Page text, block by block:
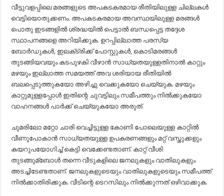
വീട്ടുവളപ്പിലെ മരങ്ങളുടെ അപകടകരമായ രീതിയിലുള്ള ചില്ലകള്‍
വെട്ടിയൊതുക്കണം. അപകടകരമായ അവസ്ഥയിലുള്ള മരങ്ങള്‍
പൊതു ഇടങ്ങളില്‍ ശ്രദ്ധയില്‍ പെട്ടാല്‍ ബന്ധപ്പെട്ട തദ്ദേശ
സ്ഥാപനങ്ങളെ അറിയിക്കുക. ഉറപ്പില്ലാത്ത പരസ്യ
ബോര്‍ഡുകള്‍, ഇലക്‌ട്രിക്ക് പോസ്റ്റുകള്‍, കൊടിമരങ്ങള്‍
തുടങ്ങിയവയും കടപുഴകി വീഴാന്‍ സാധ്യതയുള്ളതിനാല്‍ കാറ്റും
മഴയും ഇല്ലാത്ത സമയത്ത് അവ ശരിയായ രീതിയില്‍
ബലപ്പെടുത്തുകയോ അഴിച്ചു വെക്കുകയോ ചെയ്യുക. മഴയും
കാറ്റുമുള്ളപ്പോള്‍ ഇതിന്റെ ചുവട്ടിലും സമീപത്തും നില്‍ക്കുകയോ
വാഹനങ്ങള്‍ പാര്‍ക്ക് ചെയ്യുകയോ അരുത്.
ചുമരിലോ മറ്റോ ചാരി വെച്ചിട്ടുള്ള കോണി പോലെയുള്ള കാറ്റില്‍
വീണുപോകാന്‍ സാധ്യതയുള്ള ഉപകരണങ്ങളും മറ്റ് വസ്തുക്കളും
കയറുപയോഗിച്ച്‌ കെട്ടി വെക്കേണ്ടതാണ്. കാറ്റ് വീശി
തുടങ്ങുമ്ബോള്‍ തന്നെ വീടുകളിലെ ജനലുകളും വാതിലുകളും
അടച്ചിടേണ്ടതാണ്. ജനലുകളുടെയും വാതിലുകളുടെയും സമീപത്ത്
നില്‍ക്കാതിരിക്കുക. വീടിന്റെ ടെറസിലും നില്‍ക്കുന്നത് ഒഴിവാക്കുക.